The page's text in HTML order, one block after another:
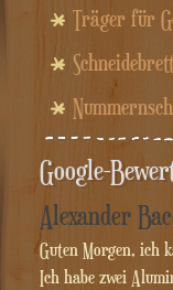
Träger für
Google-
Alexander
Guten Morgen, ich
Ich habe zwei